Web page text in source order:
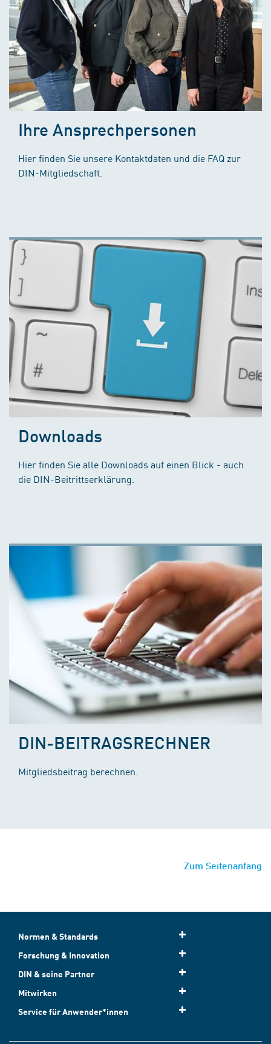
Ihre Ansprechpersonen
Hier finden Sie unsere Kontaktdaten und die FAQ zur
DIN-Mitgliedschaft.
Downloads
Hier finden Sie alle Downloads auf einen Blick - auch
die DIN-Beitrittserklärung.
DIN-BEITRAGSRECHNER
Mitgliedsbeitrag berechnen.
Zum Seitenanfang
Normen & Standards
Forschung & Innovation
DIN & seine Partner
Mitwirken
Service für Anwender*innen